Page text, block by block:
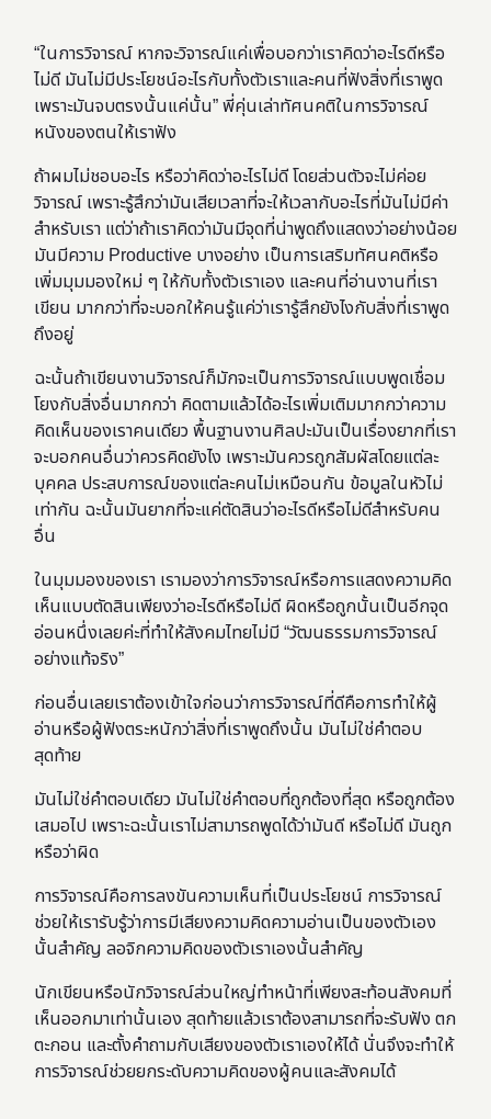
“ในการวิจารณ์ หากจะวิจารณ์แค่เพื่อบอกว่าเราคิดว่าอะไรดีหรือ
ไม่ดี มันไม่มีประโยชน์อะไรกับทั้งตัวเราและคนที่ฟังสิ่งที่เราพูด
เพราะมันจบตรงนั้นแค่นั้น” พี่คุ่นเล่าทัศนคติในการวิจารณ์
หนังของตนให้เราฟัง
ถ้าผมไม่ชอบอะไร หรือว่าคิดว่าอะไรไม่ดี โดยส่วนตัวจะไม่ค่อย
วิจารณ์ เพราะรู้สึกว่ามันเสียเวลาที่จะให้เวลากับอะไรที่มันไม่มีค่า
สำหรับเรา แต่ว่าถ้าเราคิดว่ามันมีจุดที่น่าพูดถึงแสดงว่าอย่างน้อย
มันมีความ Productive บางอย่าง เป็นการเสริมทัศนคติหรือ
เพิ่มมุมมองใหม่ ๆ ให้กับทั้งตัวเราเอง และคนที่อ่านงานที่เรา
เขียน มากกว่าที่จะบอกให้คนรู้แค่ว่าเรารู้สึกยังไงกับสิ่งที่เราพูด
ถึงอยู่
ฉะนั้นถ้าเขียนงานวิจารณ์ก็มักจะเป็นการวิจารณ์แบบพูดเชื่อม
โยงกับสิ่งอื่นมากกว่า คิดตามแล้วได้อะไรเพิ่มเติมมากกว่าความ
คิดเห็นของเราคนเดียว พื้นฐานงานศิลปะมันเป็นเรื่องยากที่เรา
จะบอกคนอื่นว่าควรคิดยังไง เพราะมันควรถูกสัมผัสโดยแต่ละ
บุคคล ประสบการณ์ของแต่ละคนไม่เหมือนกัน ข้อมูลในหัวไม่
เท่ากัน ฉะนั้นมันยากที่จะแค่ตัดสินว่าอะไรดีหรือไม่ดีสำหรับคน
อื่น
ในมุมมองของเรา เรามองว่าการวิจารณ์หรือการแสดงความคิด
เห็นแบบตัดสินเพียงว่าอะไรดีหรือไม่ดี ผิดหรือถูกนั้นเป็นอีกจุด
อ่อนหนึ่งเลยค่ะที่ทำให้สังคมไทยไม่มี “วัฒนธรรมการวิจารณ์
อย่างแท้จริง”
ก่อนอื่นเลยเราต้องเข้าใจก่อนว่าการวิจารณ์ที่ดีคือการทำให้ผู้
อ่านหรือผู้ฟังตระหนักว่าสิ่งที่เราพูดถึงนั้น มันไม่ใช่คำตอบ
สุดท้าย
มันไม่ใช่คำตอบเดียว มันไม่ใช่คำตอบที่ถูกต้องที่สุด หรือถูกต้อง
เสมอไป เพราะฉะนั้นเราไม่สามารถพูดได้ว่ามันดี หรือไม่ดี มันถูก
หรือว่าผิด
การวิจารณ์คือการลงขันความเห็นที่เป็นประโยชน์ การวิจารณ์
ช่วยให้เรารับรู้ว่าการมีเสียงความคิดความอ่านเป็นของตัวเอง
นั้นสำคัญ ลอจิกความคิดของตัวเราเองนั้นสำคัญ
นักเขียนหรือนักวิจารณ์ส่วนใหญ่ทำหน้าที่เพียงสะท้อนสังคมที่
เห็นออกมาเท่านั้นเอง สุดท้ายแล้วเราต้องสามารถที่จะรับฟัง ตก
ตะกอน และตั้งคำถามกับเสียงของตัวเราเองให้ได้ นั่นจึงจะทำให้
การวิจารณ์ช่วยยกระดับความคิดของผู้คนและสังคมได้